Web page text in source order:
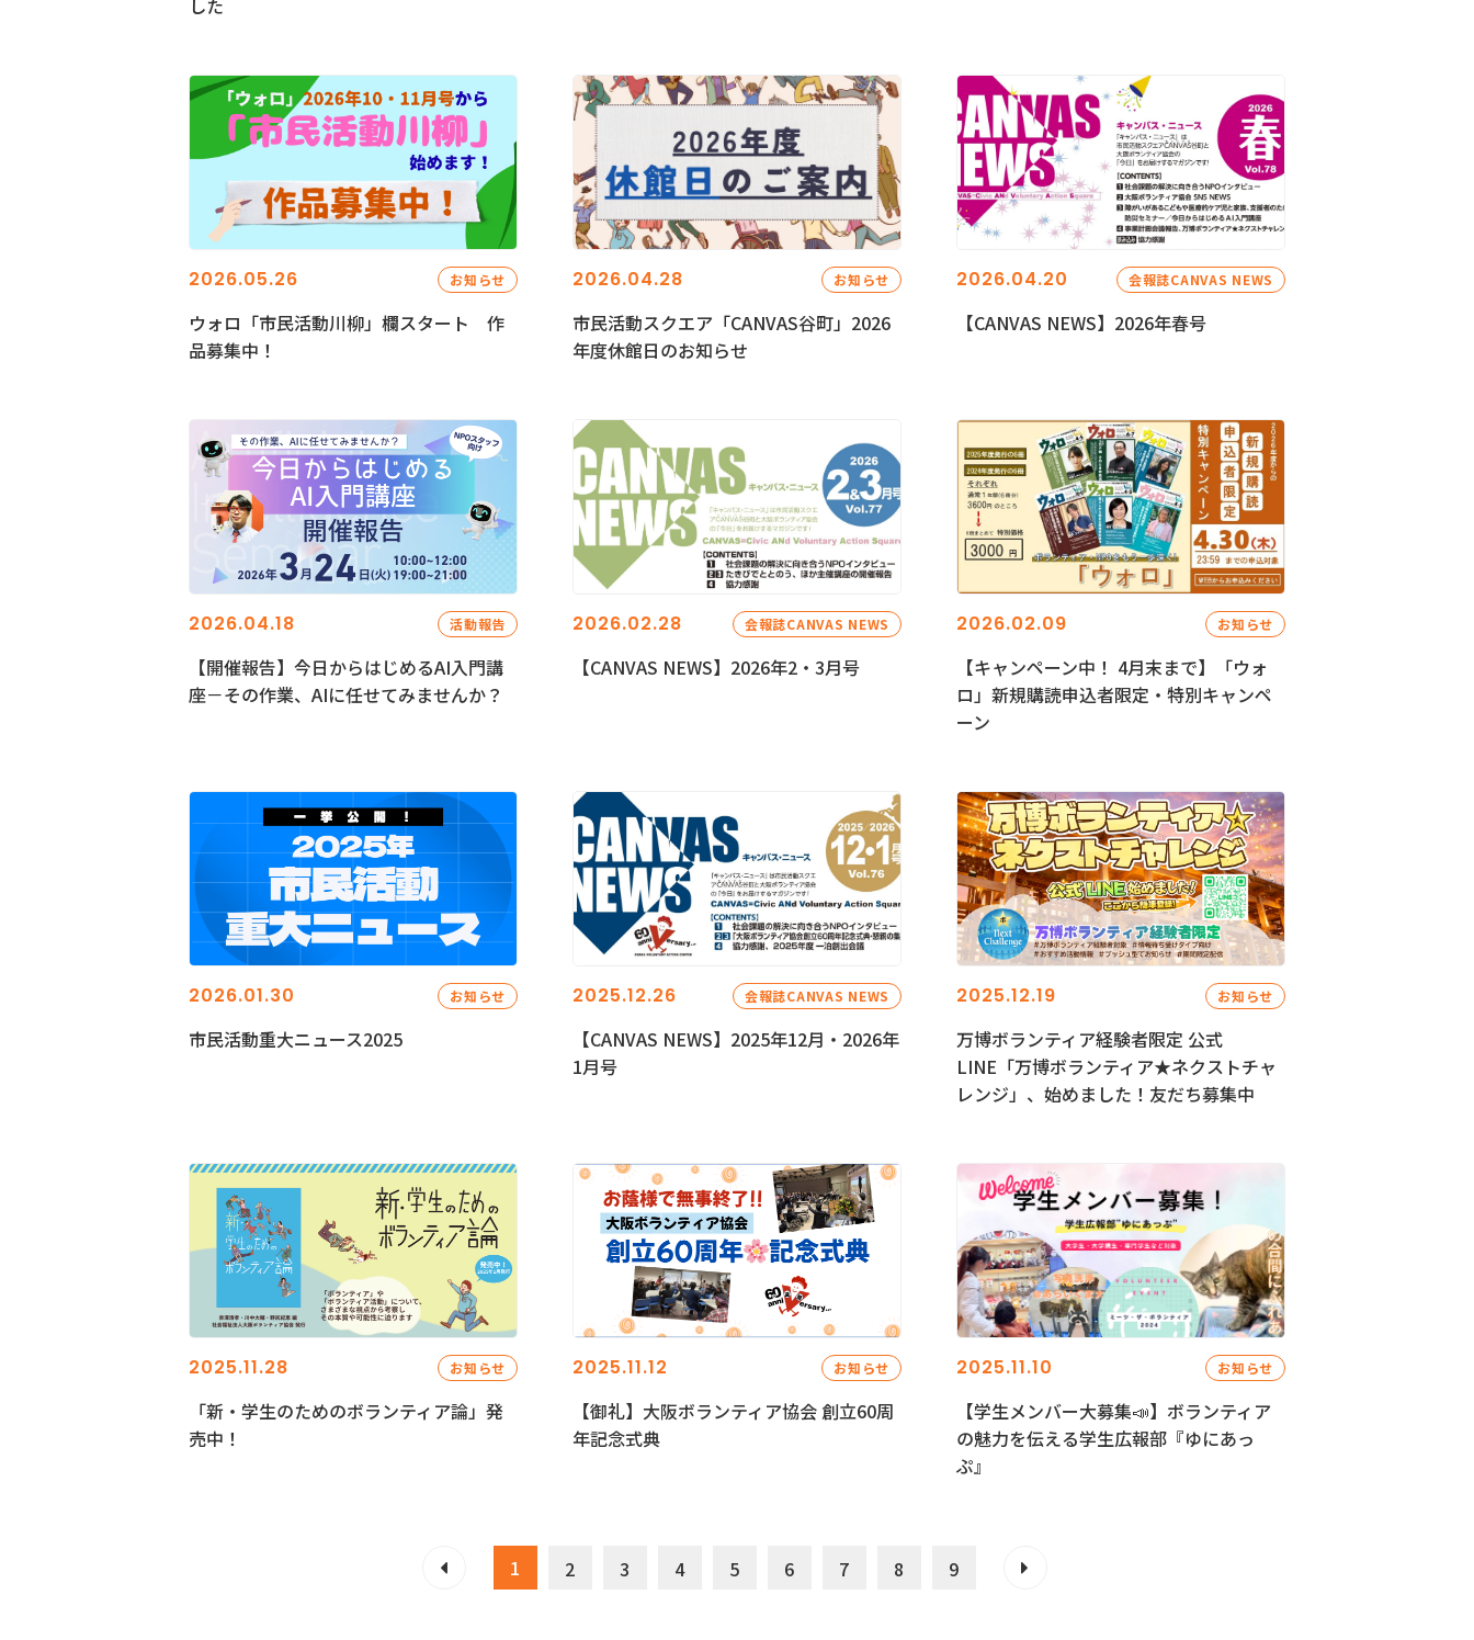
した
2026.05.26 お知らせ
ウォロ「市民活動川柳」欄スタート 作
品募集中！
2026.04.28 お知らせ
市民活動スクエア「CANVAS谷町」2026
年度休館日のお知らせ
2026.04.20 会報誌CANVAS NEWS
【CANVAS NEWS】2026年春号
2026.04.18 活動報告
【開催報告】今日からはじめるAI入門講
座－その作業、AIに任せてみませんか？
2026.02.28 会報誌CANVAS NEWS
【CANVAS NEWS】2026年2・3月号
2026.02.09 お知らせ
【キャンペーン中！ 4月末まで】「ウォ
ロ」新規購読申込者限定・特別キャンペ
ーン
2026.01.30 お知らせ
市民活動重大ニュース2025
2025.12.26 会報誌CANVAS NEWS
【CANVAS NEWS】2025年12月・2026年
1月号
2025.12.19 お知らせ
万博ボランティア経験者限定 公式
LINE「万博ボランティア★ネクストチャ
レンジ」、始めました！友だち募集中
2025.11.28 お知らせ
「新・学生のためのボランティア論」発
売中！
2025.11.12 お知らせ
【御礼】大阪ボランティア協会 創立60周
年記念式典
2025.11.10 お知らせ
【学生メンバー大募集📣】ボランティア
の魅力を伝える学生広報部『ゆにあっ
ぷ』
1 2 3 4 5 6 7 8 9